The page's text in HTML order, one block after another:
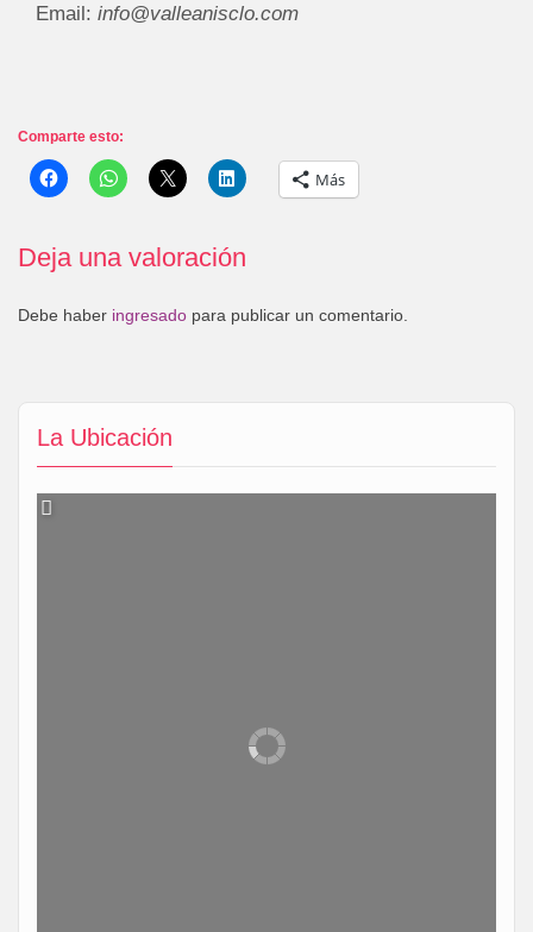
La Ubicación
Email: info@valleanisclo.com
Comparte esto:
Más
Deja una valoración
Debe haber ingresado para publicar un comentario.